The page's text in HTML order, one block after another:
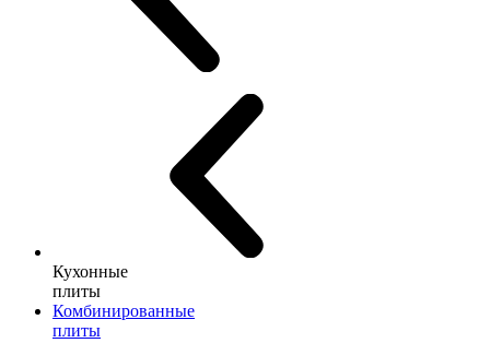
Кухонные
плиты
Комбинированные
плиты